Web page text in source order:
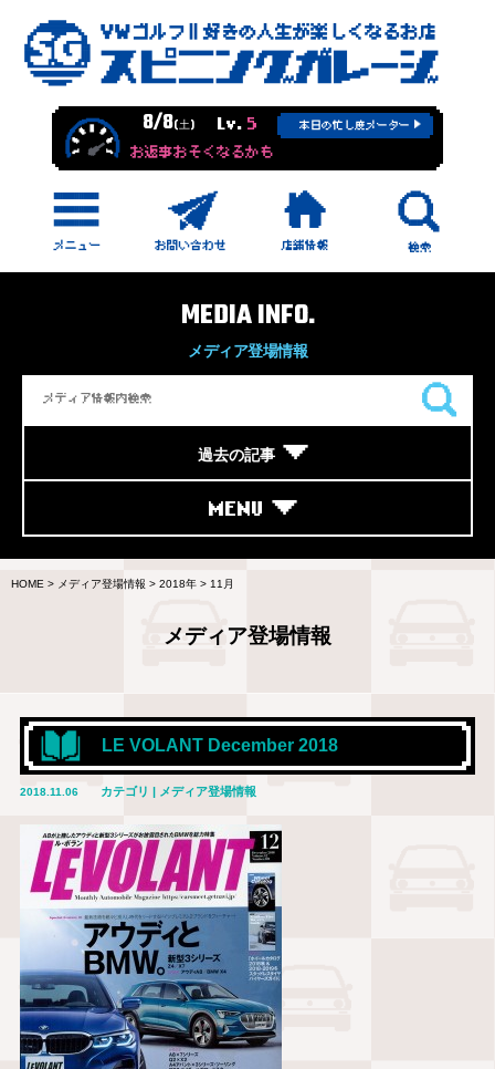
8/8(土) Lv. 5 本日の忙し度メーター
お返事おそくなるかも
MEDIA INFO.
メディア登場情報
過去の記事
MENU
HOME > メディア登場情報 > 2018年 > 11月
メディア登場情報
LE VOLANT December 2018
2018.11.06 カテゴリ | メディア登場情報